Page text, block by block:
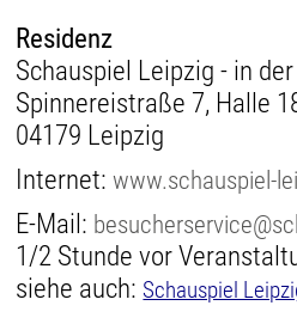
Residenz
Schauspiel Leipzig - in
Spinnereistraße 7, Halle
04179 Leipzig
Internet:www.schauspiel-
E-Mail:
1/2 Stunde vor
siehe auch: Schauspiel